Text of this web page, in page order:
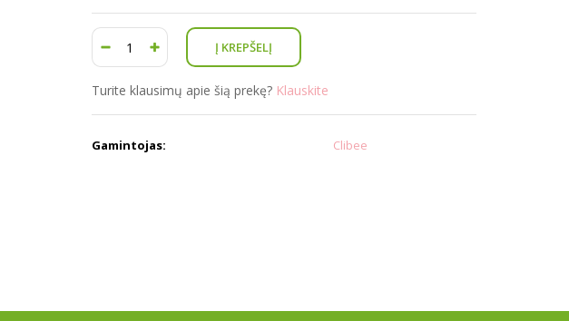
Turite klausimų apie šią prekę? Klauskite
Gamintojas: Clibee